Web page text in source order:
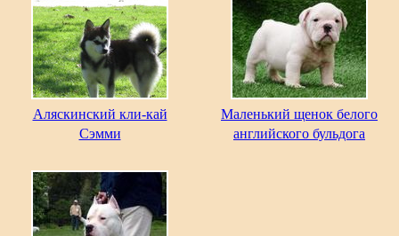
Аляскинский кли-кай
Сэмми
Маленький щенок белого
английского бульдога